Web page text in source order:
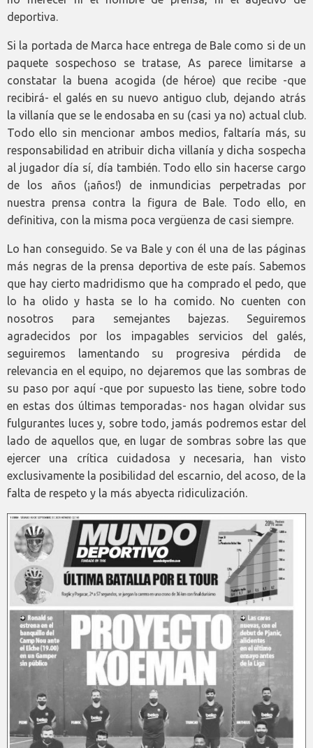
deportiva.
Si la portada de Marca hace entrega de Bale como si de un
paquete sospechoso se tratase, As parece limitarse a
constatar la buena acogida (de héroe) que recibe -que
recibirá- el galés en su nuevo antiguo club, dejando atrás
la villanía que se le endosaba en su (casi ya no) actual club.
Todo ello sin mencionar ambos medios, faltaría más, su
responsabilidad en atribuir dicha villanía y dicha sospecha
al jugador día sí, día también. Todo ello sin hacerse cargo
de los años (¡años!) de inmundicias perpetradas por
nuestra prensa contra la figura de Bale. Todo ello, en
definitiva, con la misma poca vergüenza de casi siempre.
Lo han conseguido. Se va Bale y con él una de las páginas
más negras de la prensa deportiva de este país. Sabemos
que hay cierto madridismo que ha comprado el pedo, que
lo ha olido y hasta se lo ha comido. No cuenten con
nosotros para semejantes bajezas. Seguiremos
agradecidos por los impagables servicios del galés,
seguiremos lamentando su progresiva pérdida de
relevancia en el equipo, no dejaremos que las sombras de
su paso por aquí -que por supuesto las tiene, sobre todo
en estas dos últimas temporadas- nos hagan olvidar sus
fulgurantes luces y, sobre todo, jamás podremos estar del
lado de aquellos que, en lugar de sombras sobre las que
ejercer una crítica cuidadosa y necesaria, han visto
exclusivamente la posibilidad del escarnio, del acoso, de la
falta de respeto y la más abyecta ridiculización.